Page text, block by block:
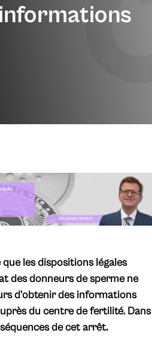
les dispositions légales
des donneurs de sperme ne
d'obtenir des informations
du centre de fertilité. Dans
de cet arrêt.